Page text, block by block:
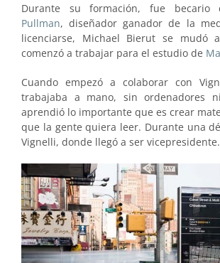
Durante su formación, fue becario
Pullman, diseñador ganador de la
licenciarse, Michael Bierut se mudó
comenzó a trabajar para el estudio de
Cuando empezó a colaborar con
trabajaba a mano, sin ordenadores
aprendió lo importante que es crear
que la gente quiera leer. Durante una
Vignelli, donde llegó a ser vicepresidente.